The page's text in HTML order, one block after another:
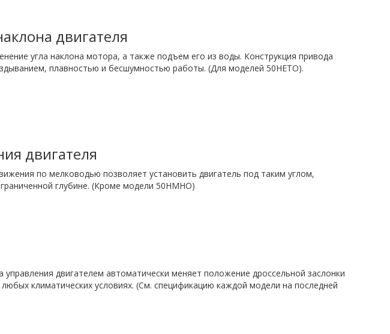
двигателя
угла наклона мотора, а также подъем его из воды. Конструкция привода
плавностью и бесшумностью работы. (Для моделей 50HETO).
двигателя
по мелководью позволяет установить двигатель под таким углом,
глубине. (Кроме модели 50HMHO)
управления двигателем автоматически меняет положение дроссельной заслонки
климатических условиях. (См. спецификацию каждой модели на последней